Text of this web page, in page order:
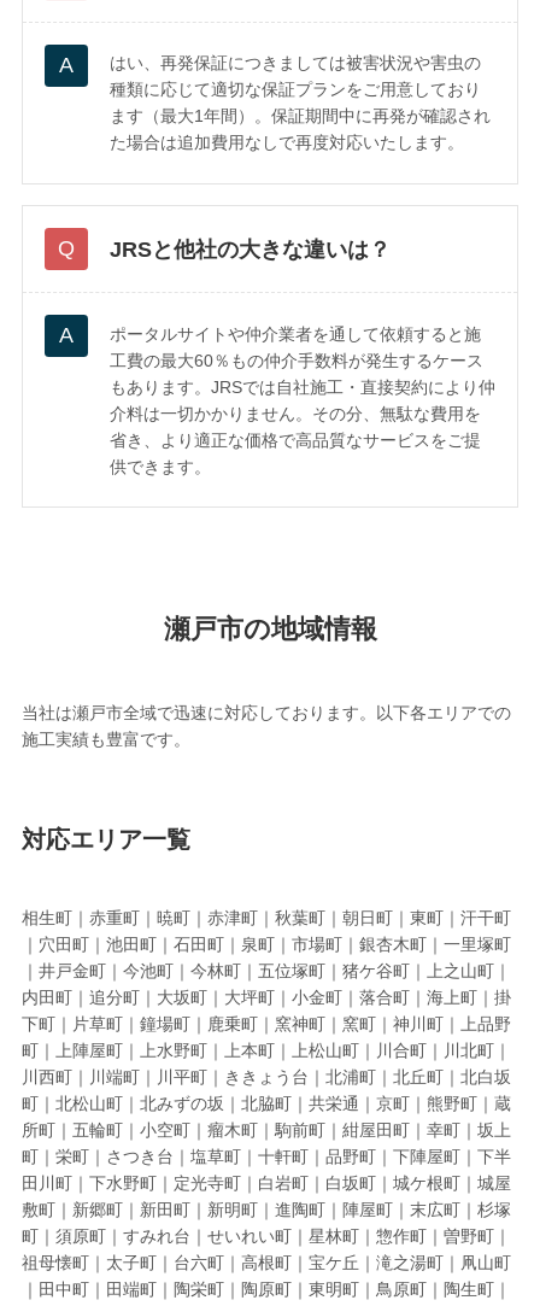
はい、再発保証につきましては被害状況や害虫の
種類に応じて適切な保証プランをご用意しており
ます（最大1年間）。保証期間中に再発が確認され
た場合は追加費用なしで再度対応いたします。
JRSと他社の大きな違いは？
ポータルサイトや仲介業者を通して依頼すると施
工費の最大60％もの仲介手数料が発生するケース
もあります。JRSでは自社施工・直接契約により仲
介料は一切かかりません。その分、無駄な費用を
省き、より適正な価格で高品質なサービスをご提
供できます。
瀬戸市の地域情報
当社は瀬戸市全域で迅速に対応しております。以下各エリアでの
施工実績も豊富です。
対応エリア一覧
相生町｜赤重町｜暁町｜赤津町｜秋葉町｜朝日町｜東町｜汗干町
｜穴田町｜池田町｜石田町｜泉町｜市場町｜銀杏木町｜一里塚町
｜井戸金町｜今池町｜今林町｜五位塚町｜猪ケ谷町｜上之山町｜
内田町｜追分町｜大坂町｜大坪町｜小金町｜落合町｜海上町｜掛
下町｜片草町｜鐘場町｜鹿乗町｜窯神町｜窯町｜神川町｜上品野
町｜上陣屋町｜上水野町｜上本町｜上松山町｜川合町｜川北町｜
川西町｜川端町｜川平町｜ききょう台｜北浦町｜北丘町｜北白坂
町｜北松山町｜北みずの坂｜北脇町｜共栄通｜京町｜熊野町｜蔵
所町｜五輪町｜小空町｜瘤木町｜駒前町｜紺屋田町｜幸町｜坂上
町｜栄町｜さつき台｜塩草町｜十軒町｜品野町｜下陣屋町｜下半
田川町｜下水野町｜定光寺町｜白岩町｜白坂町｜城ケ根町｜城屋
敷町｜新郷町｜新田町｜新明町｜進陶町｜陣屋町｜末広町｜杉塚
町｜須原町｜すみれ台｜せいれい町｜星林町｜惣作町｜曽野町｜
祖母懐町｜太子町｜台六町｜高根町｜宝ケ丘｜滝之湯町｜凧山町
｜田中町｜田端町｜陶栄町｜陶原町｜東明町｜鳥原町｜陶生町｜